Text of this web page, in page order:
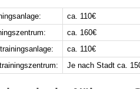
ca. 110€
ca. 160€
ca. 110€
Je nach Stadt ca.